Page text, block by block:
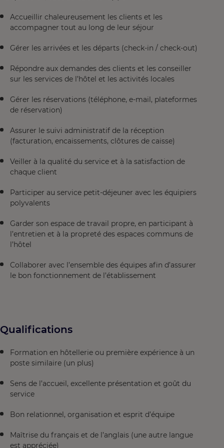
Accueillir chaleureusement les clients et les
accompagner tout au long de leur séjour
Gérer les arrivées et les départs (check-in / check-out)
Répondre aux demandes des clients et les conseiller
sur les services de l’hôtel et les activités locales
Gérer les réservations (téléphone, e-mail, plateformes
de réservation)
Assurer le suivi administratif de la réception
(facturation, encaissements, clôtures de caisse)
Veiller à la qualité du service et à la satisfaction de
chaque client
Participer au service petit-déjeuner avec les équipiers
polyvalents
Garder son espace de travail propre, en participant à
l’entretien et à la propreté des espaces communs de
l’hôtel
Collaborer avec l’ensemble des équipes afin d’assurer
le bon fonctionnement de l’établissement
Qualifications
Formation en hôtellerie ou première expérience à un
poste similaire (un plus)
Sens de l’accueil, excellente présentation et goût du
service
Bon relationnel, organisation et esprit d’équipe
Maîtrise du français et de l’anglais (une autre langue
est appréciée)